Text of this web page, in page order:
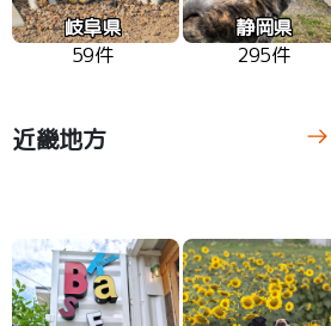
岐阜県
59件
静岡県
295件
近畿地方